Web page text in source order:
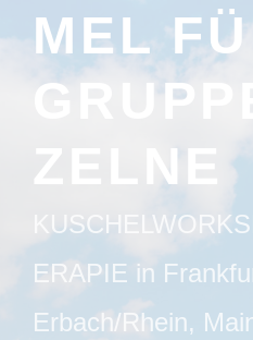
MEL
ZELNE
ERAPIE in
Erbach/Rhein,